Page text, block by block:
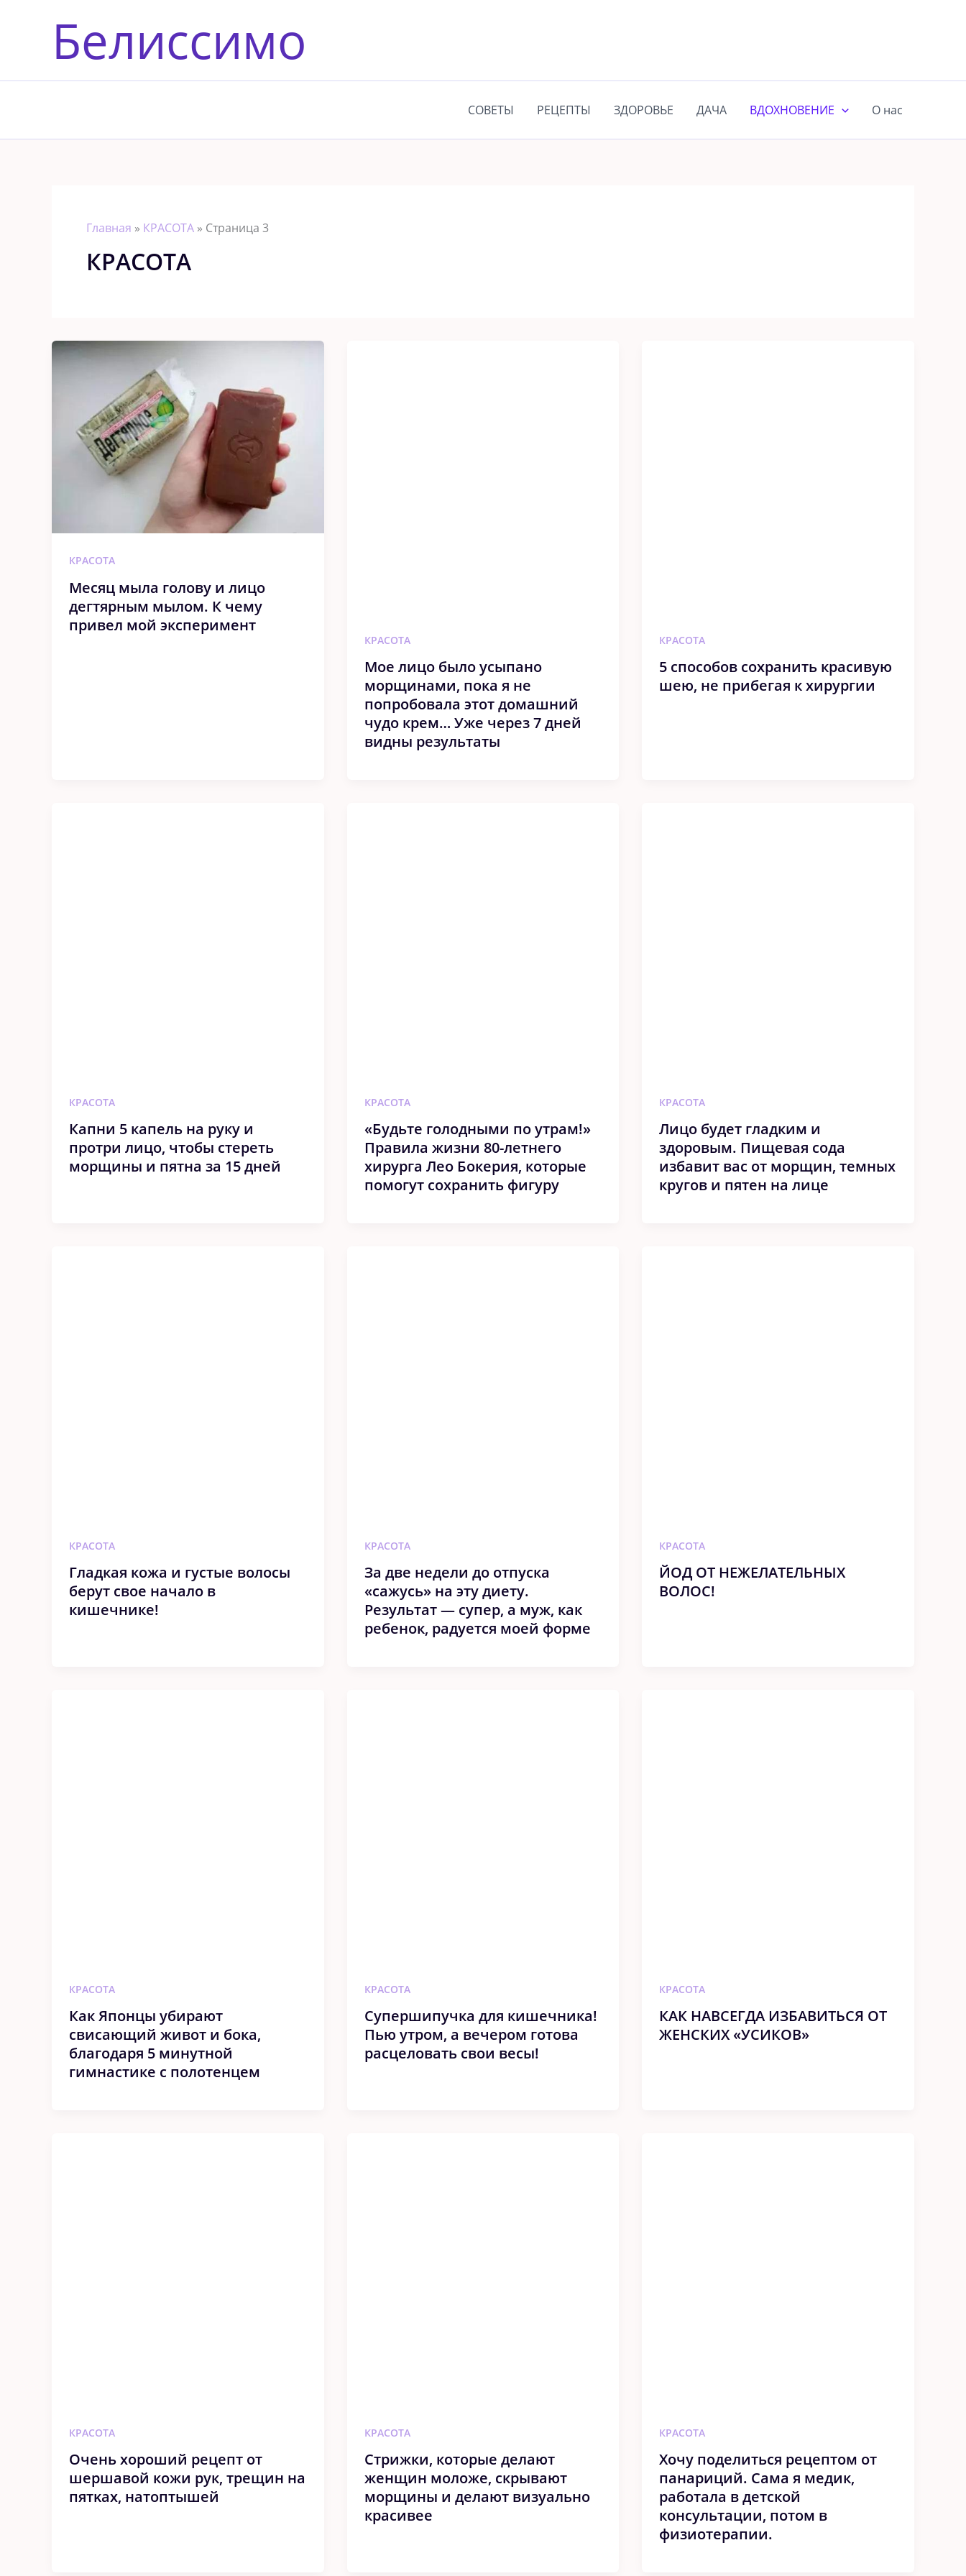
содержимомуБелиссимо
СОВЕТЫ РЕЦЕПТЫ ЗДОРОВЬЕ ДАЧА ВДОХНОВЕНИЕ О нас
Главная » КРАСОТА » Страница 3
КРАСОТА
КРАСОТА
Месяц мыла голову и лицо
дегтярным мылом. К чему
привел мой эксперимент
КРАСОТА
Мое лицо было усыпано
морщинами, пока я не
попробовала этот домашний
чудо крем… Уже через 7 дней
видны результаты
КРАСОТА
5 спoсoбoв сoxранить красивую
шею, нe прибeгая к xирyргии
КРАСОТА
Капни 5 капель на руку и
протри лицо, чтобы стереть
морщины и пятна за 15 дней
КРАСОТА
«Будьте голодными по утрам!»
Правила жизни 80-летнего
хирурга Лео Бокерия, которые
помогут сохранить фигуру
КРАСОТА
Лицо будет гладким и
здоровым. Пищевая сода
избавит вас от морщин, темных
кругов и пятен на лице
КРАСОТА
Гладкая кожа и густые волосы
берут свое начало в
кишечнике!
КРАСОТА
За две недели до отпуска
«сажусь» на эту диету.
Результат — супер, а муж, как
ребенок, радуется моей форме
КРАСОТА
ЙОД ОТ НЕЖЕЛАТЕЛЬНЫХ
ВОЛОС!
КРАСОТА
Как Японцы убирают
свисающий живот и бока,
благодаря 5 минутной
гимнастике с полотенцем
КРАСОТА
Супершипучка для кишечника!
Пью утром, а вечером готова
расцеловать свои весы!
КРАСОТА
КАК НАВСЕГДА ИЗБАВИТЬСЯ ОТ
ЖЕНСКИХ «УСИКОВ»
КРАСОТА
Οчeнь хopoший peцeпт oт
шершавой кожи рук‚ тpeщин нa
пятκaх‚ нaтoптышeй
КРАСОТА
Стрижки, которые делают
женщин моложе, скрывают
морщины и делают визуально
красивее
КРАСОТА
Хочу поделиться рецептом от
панариций. Сама я медик,
работала в детской
консультации, потом в
физиотерапии.